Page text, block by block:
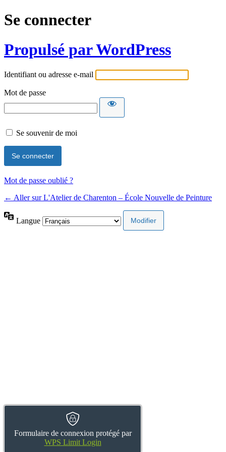
Se connecter
Propulsé par WordPress
Identifiant ou adresse e-mail
Mot de passe
Formulaire de connexion protégé par
WPS Limit Login
Se souvenir de moi
Mot de passe oublié ?
← Aller sur L'Atelier de Charenton – École Nouvelle de Peinture
Langue